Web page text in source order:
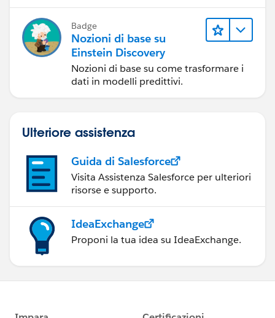
Badge
Nozioni di base su
Einstein Discovery
Nozioni di base su come trasformare i
dati in modelli predittivi.
Ulteriore assistenza
Guida di Salesforce
Visita Assistenza Salesforce per ulteriori
risorse e supporto.
IdeaExchange
Proponi la tua idea su IdeaExchange.